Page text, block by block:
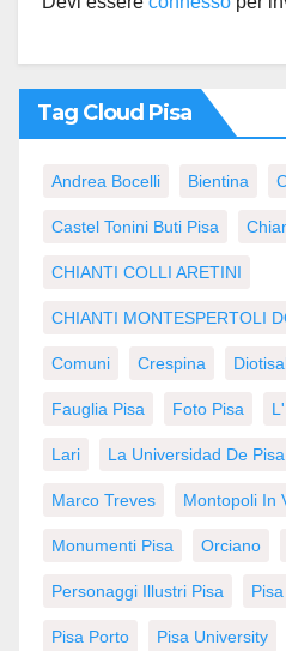
Tag Cloud Pisa
Andrea Bocelli Bientina
Castel Tonini Buti Pisa
CHIANTI COLLI ARETINI
CHIANTI MONTESPERTOLI
Comuni Crespina
Fauglia Pisa Foto Pisa
Lari La Universidad De Pisa
Marco Treves Montopoli In
Monumenti Pisa Orciano
Personaggi Illustri Pisa Pisa
Pisa Porto Pisa University